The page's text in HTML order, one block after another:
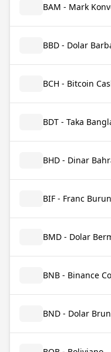
BAM - Mark
BBD - Dolar
BCH - Bitcoin
BDT - Taka
BHD - Dinar
BIF - Franc
BMD - Dolar
BNB - Binance
BND - Dolar